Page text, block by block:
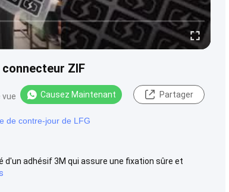
ZIF
vue Causez Maintenant Partager
de contre-jour de LFG
adhésif 3M qui assure une fixation sûre et